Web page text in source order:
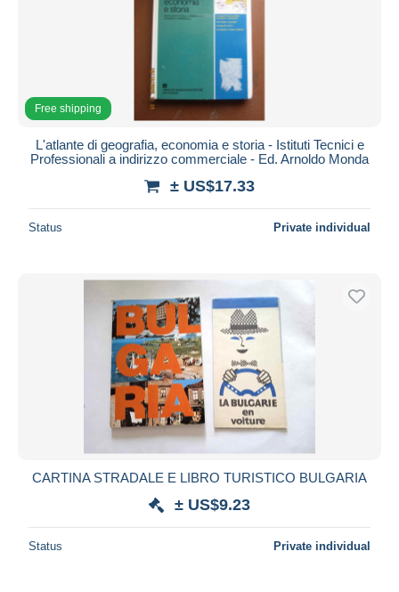
Free shipping
L'atlante di geografia, economia e storia - Istituti Tecnici e
Professionali a indirizzo commerciale - Ed. Arnoldo Monda
± US$17.33
Status Private individual
CARTINA STRADALE E LIBRO TURISTICO BULGARIA
± US$9.23
Status Private individual